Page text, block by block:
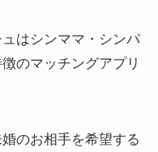
はシンママ・シンパ
のマッチングアプリ
のお相手を希望する